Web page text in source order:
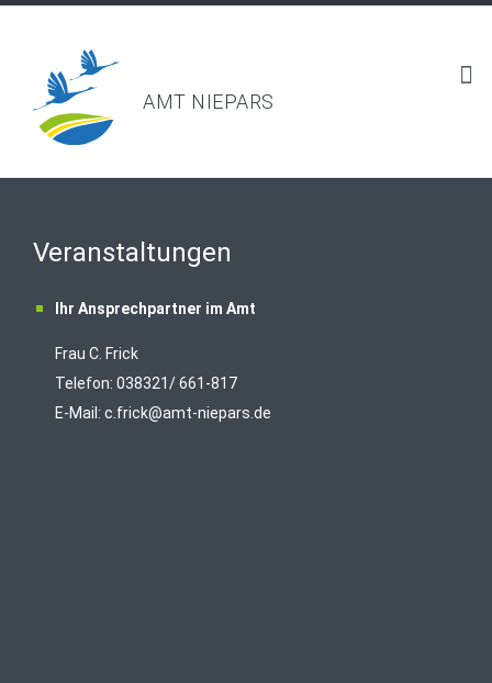
AMT NIEPARS
Veranstaltungen
Ihr Ansprechpartner im Amt
Frau C. Frick
Telefon: 038321/ 661-817
E-Mail: c.frick@amt-niepars.de